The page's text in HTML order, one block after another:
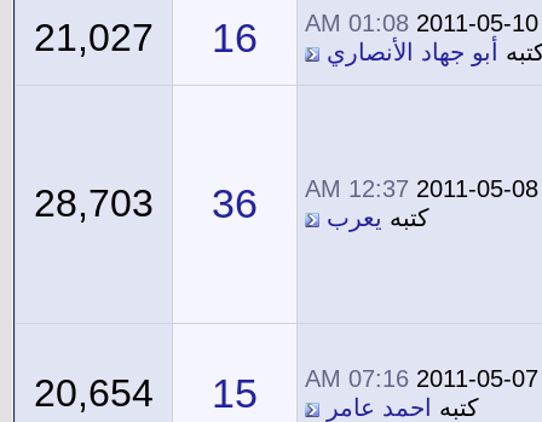
2011-05-10
01:08 AM
أبو جهاد الأنصاري 16
21,027
2011-05-08
12:37 AM
كتبه يعرب 36
28,703
2011-05-07
07:16 AM
كتبه
احمد عامر 15
20,654